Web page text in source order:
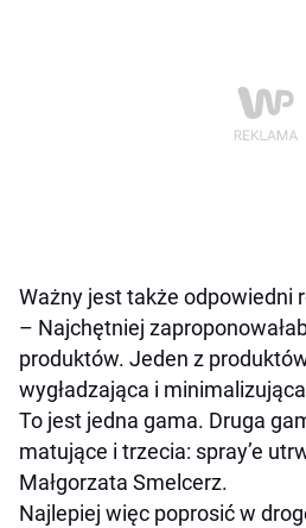
Ważny jest także odpowiedni
– Najchętniej
produktów. Jeden z
wygładzająca i
To jest jedna gama. Druga
matujące i trzecia: spray’e
Małgorzata Smelcerz.
Najlepiej więc poprosić w